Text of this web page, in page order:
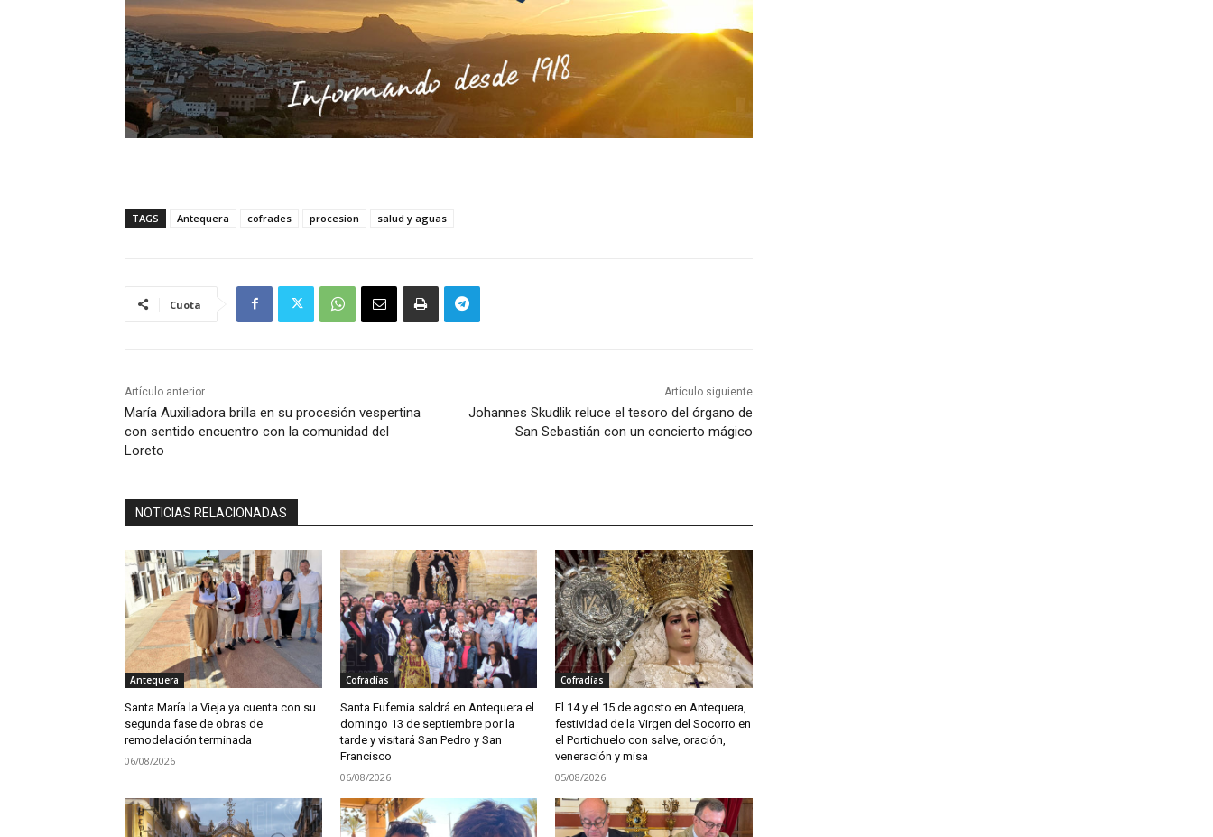
TAGS Antequera cofrades procesion salud y aguas
Cuota
Artículo anterior
María Auxiliadora brilla en su procesión vespertina
con sentido encuentro con la comunidad del
Loreto
Artículo siguiente
Johannes Skudlik reluce el tesoro del órgano de
San Sebastián con un concierto mágico
NOTICIAS RELACIONADAS
Antequera
Santa María la Vieja ya cuenta con su
segunda fase de obras de
remodelación terminada
06/08/2026
Cofradías
Santa Eufemia saldrá en Antequera el
domingo 13 de septiembre por la
tarde y visitará San Pedro y San
Francisco
06/08/2026
Cofradías
El 14 y el 15 de agosto en Antequera,
festividad de la Virgen del Socorro en
el Portichuelo con salve, oración,
veneración y misa
05/08/2026